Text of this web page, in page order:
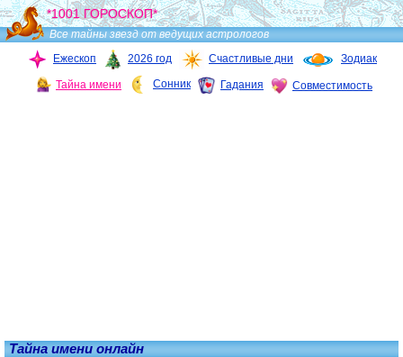
*1001 ГОРОСКОП*
Все тайны звезд от ведущих астрологов
Ежескоп
2026 год Счастливые дни Зодиак
Тайна имени Сонник Гадания Совместимость
Тайна имени онлайн